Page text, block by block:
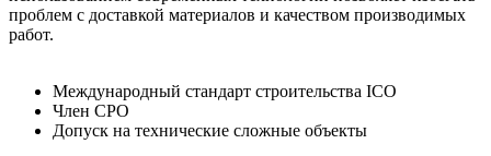
проблем с доставкой материалов и качеством производимых
работ.
Международный стандарт строительства ICO
Член СРО
Допуск на технические сложные объекты